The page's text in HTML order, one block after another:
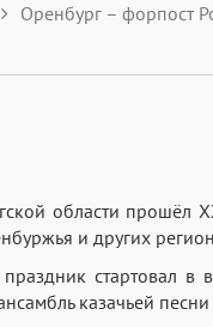
Оренбург – форпост
области прошёл
и других
стартовал в
казачьей